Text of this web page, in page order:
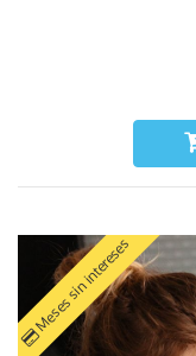
Meses sin intereses